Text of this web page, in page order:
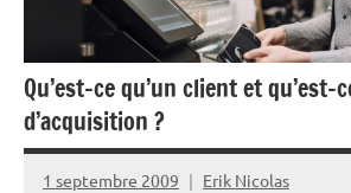
Qu’est-ce qu’un client et qu’est-
d’acquisition ?
1 septembre 2009 Erik Nicolas